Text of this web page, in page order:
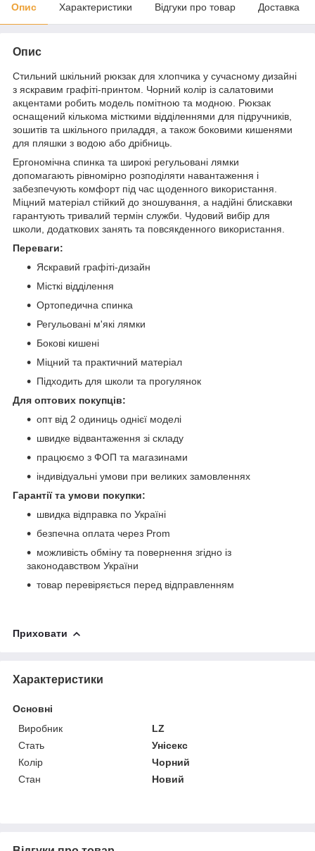
Опис Характеристики Відгуки про товар Доставка
Опис
Стильний шкільний рюкзак для хлопчика у сучасному дизайні
з яскравим графіті-принтом. Чорний колір із салатовими
акцентами робить модель помітною та модною. Рюкзак
оснащений кількома місткими відділеннями для підручників,
зошитів та шкільного приладдя, а також боковими кишенями
для пляшки з водою або дрібниць.
Ергономічна спинка та широкі регульовані лямки
допомагають рівномірно розподіляти навантаження і
забезпечують комфорт під час щоденного використання.
Міцний матеріал стійкий до зношування, а надійні блискавки
гарантують тривалий термін служби. Чудовий вибір для
школи, додаткових занять та повсякденного використання.
Переваги:
Яскравий графіті-дизайн
Місткі відділення
Ортопедична спинка
Регульовані м'які лямки
Бокові кишені
Міцний та практичний матеріал
Підходить для школи та прогулянок
Для оптових покупців:
опт від 2 одиниць однієї моделі
швидке відвантаження зі складу
працюємо з ФОП та магазинами
індивідуальні умови при великих замовленнях
Гарантії та умови покупки:
швидка відправка по Україні
безпечна оплата через Prom
можливість обміну та повернення згідно із
законодавством України
товар перевіряється перед відправленням
Приховати
Характеристики
Основні
Виробник
LZ
Стать
Унісекс
Колір
Чорний
Стан
Новий